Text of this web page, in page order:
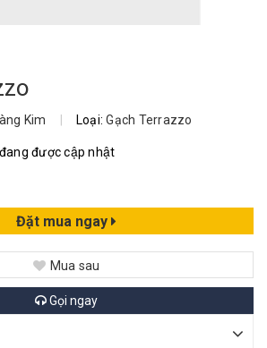
Kim | Loại:Gạch Terrazzo
được cập nhật
Đặt mua ngay
Mua sau
Gọi ngay